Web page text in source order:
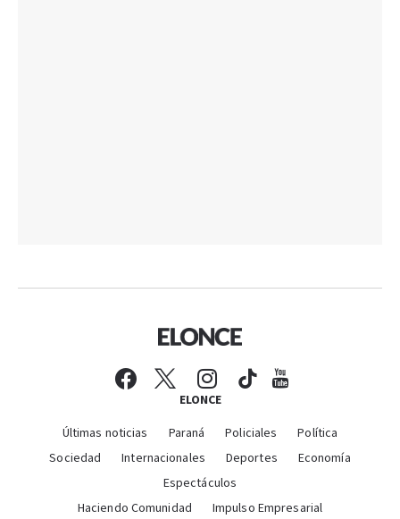
ELONCE
Últimas noticias Paraná Policiales
Política
Sociedad
Internacionales Deportes
Economía
Espectáculos
Haciendo Comunidad
Impulso Empresarial